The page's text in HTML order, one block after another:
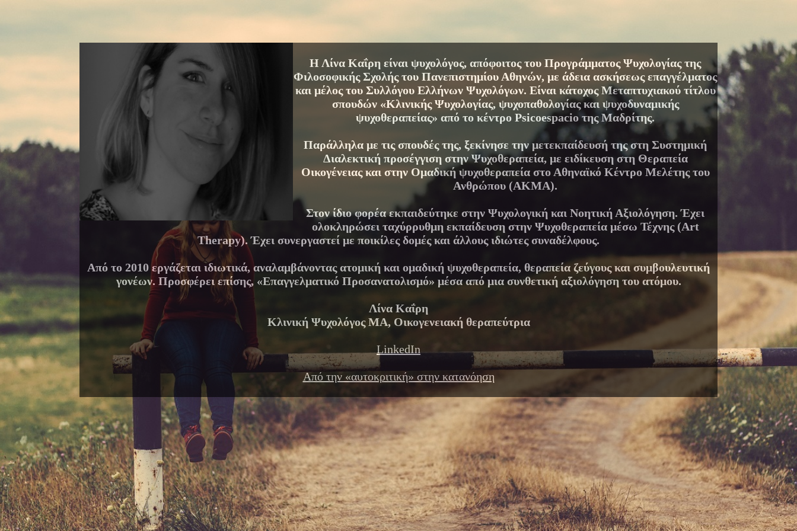
Η Λίνα Καΐρη είναι ψυχολόγος, απόφοιτος του Προγράμματος Ψυχολογίας της
Φιλοσοφικής Σχολής του Πανεπιστημίου Αθηνών, με άδεια ασκήσεως επαγγέλματος
και μέλος του Συλλόγου Ελλήνων Ψυχολόγων. Είναι κάτοχος Μεταπτυχιακού τίτλου
σπουδών «Κλινικής Ψυχολογίας, ψυχοπαθολογίας και ψυχοδυναμικής
ψυχοθεραπείας» από το κέντρο Psicoespacio της Μαδρίτης.
Παράλληλα με τις σπουδές της, ξεκίνησε την μετεκπαίδευσή της στη Συστημική
Διαλεκτική προσέγγιση στην Ψυχοθεραπεία, με ειδίκευση στη Θεραπεία
Οικογένειας και στην Ομαδική ψυχοθεραπεία στο Αθηναϊκό Κέντρο Μελέτης του
Ανθρώπου (ΑΚΜΑ).
Στον ίδιο φορέα εκπαιδεύτηκε στην Ψυχολογική και Νοητική Αξιολόγηση. Έχει
ολοκληρώσει ταχύρρυθμη εκπαίδευση στην Ψυχοθεραπεία μέσω Τέχνης (Art
Therapy). Έχει συνεργαστεί με ποικίλες δομές και άλλους ιδιώτες συναδέλφους.
Από το 2010 εργάζεται ιδιωτικά, αναλαμβάνοντας ατομική και ομαδική ψυχοθεραπεία, θεραπεία ζεύγους και συμβουλευτική
γονέων. Προσφέρει επίσης, «Επαγγελματικό Προσανατολισμό» μέσα από μια συνθετική αξιολόγηση του ατόμου.
Λίνα Καΐρη
Κλινική Ψυχολόγος ΜΑ, Οικογενειακή θεραπεύτρια
LinkedIn
Από την «αυτοκριτική» στην κατανόηση